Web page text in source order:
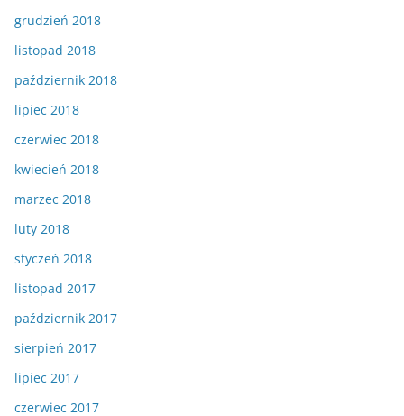
grudzień 2018
listopad 2018
październik 2018
lipiec 2018
czerwiec 2018
kwiecień 2018
marzec 2018
luty 2018
styczeń 2018
listopad 2017
październik 2017
sierpień 2017
lipiec 2017
czerwiec 2017